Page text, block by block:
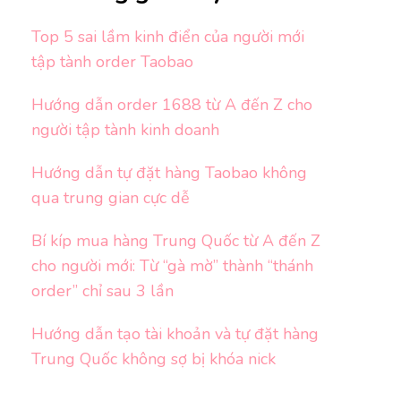
Top 5 sai lầm kinh điển của người mới
tập tành order Taobao
Hướng dẫn order 1688 từ A đến Z cho
người tập tành kinh doanh
Hướng dẫn tự đặt hàng Taobao không
qua trung gian cực dễ
Bí kíp mua hàng Trung Quốc từ A đến Z
cho người mới: Từ “gà mờ” thành “thánh
order” chỉ sau 3 lần
Hướng dẫn tạo tài khoản và tự đặt hàng
Trung Quốc không sợ bị khóa nick